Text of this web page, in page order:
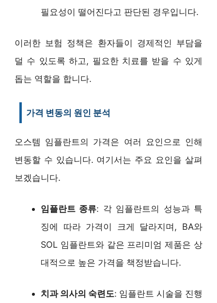
필요성이 떨어진다고 판단된 경우입니다.
이러한 보험 정책은 환자들이 경제적인 부담을
덜 수 있도록 하고, 필요한 치료를 받을 수 있게
돕는 역할을 합니다.
가격 변동의 원인 분석
오스템 임플란트의 가격은 여러 요인으로 인해
변동할 수 있습니다. 여기서는 주요 요인을 살펴
보겠습니다.
임플란트 종류: 각 임플란트의 성능과 특
징에 따라 가격이 크게 달라지며, BA와
SOL 임플란트와 같은 프리미엄 제품은 상
대적으로 높은 가격을 책정받습니다.
치과 의사의 숙련도: 임플란트 시술을 진행